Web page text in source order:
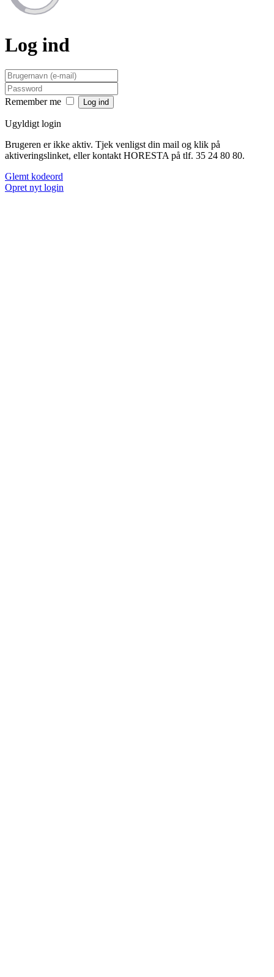
Log ind
Remember me
Ugyldigt login
Brugeren er ikke aktiv. Tjek venligst din mail og klik på
aktiveringslinket, eller kontakt HORESTA på tlf. 35 24 80 80.
Glemt kodeord
Opret nyt login